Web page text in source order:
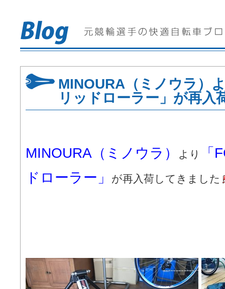
MINOURA（ミノウラ）
リッドローラー」が再入
MINOURA（ミノウラ） より
「
ドローラー」
が再入荷してきました